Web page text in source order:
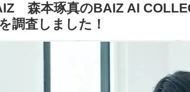
森本琢真のBAIZ AI
調査しました！